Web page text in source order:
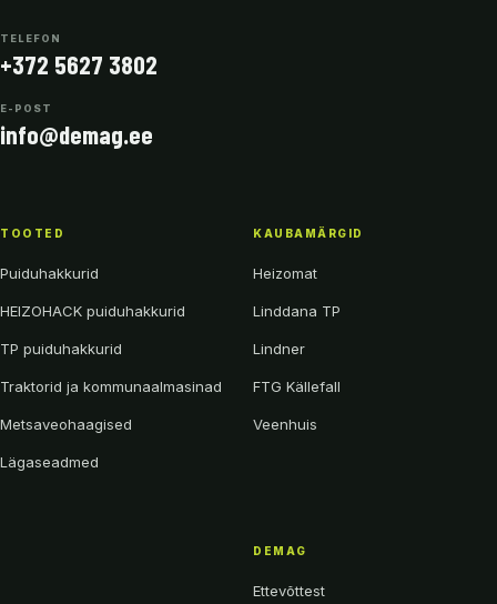
TELEFON
+372 5627 3802
E-POST
info@demag.ee
TOOTED
Puiduhakkurid
HEIZOHACK puiduhakkurid
TP puiduhakkurid
Traktorid ja kommunaalmasinad
Metsaveohaagised
Lägaseadmed
KAUBAMÄRGID
Heizomat
Linddana TP
Lindner
FTG Källefall
Veenhuis
DEMAG
Ettevõttest